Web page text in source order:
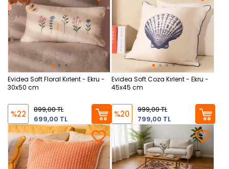
Evidea Soft Floral Kırlent - Ekru -
30x50 cm
%22
899,00 TL
699,00 TL
Evidea Soft Coza Kırlent - Ekru -
45x45 cm
%20
999,00 TL
799,00 TL